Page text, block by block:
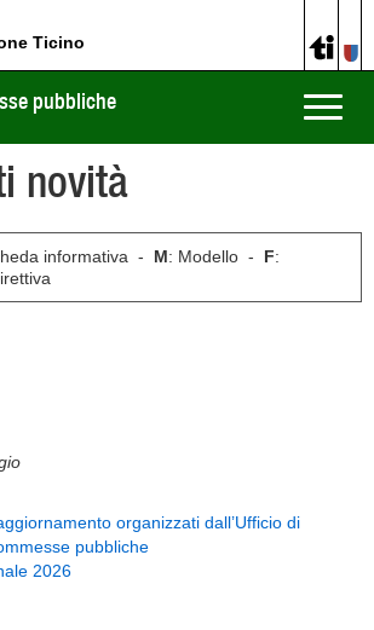
Ticino
Toggle
pubbliche
novità
informativa - M: Modello - F:
organizzati dall’Ufficio di
pubbliche
2026